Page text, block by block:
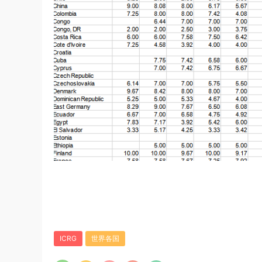
ICRG 世界各国